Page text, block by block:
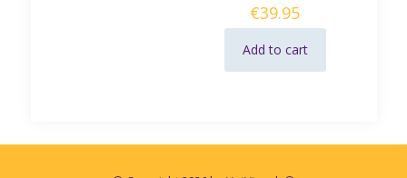
€39.95
Add to cart